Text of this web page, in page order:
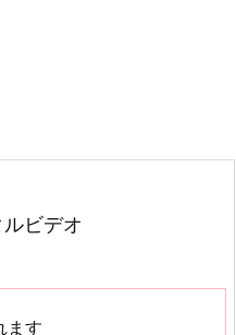
ビデオ
ます